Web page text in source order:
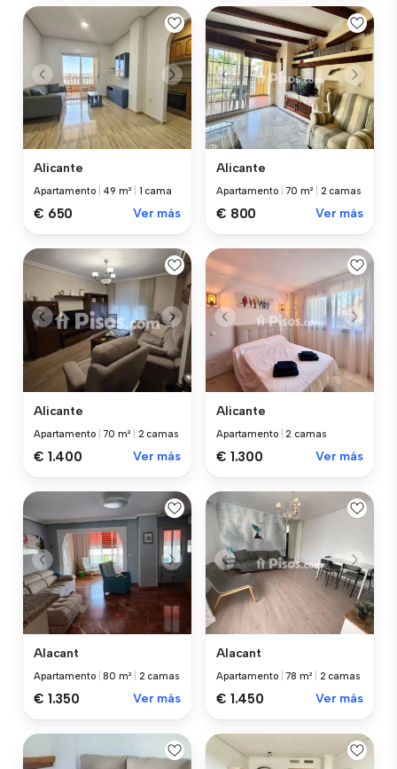
Alicante
Apartamento 49 m² 1 cama
€ 650 Ver más
Alicante
Apartamento |70 m² 2 camas
€ 800 Ver más
Alicante
Apartamento |70 m² 2 camas
€ 1.400 Ver más
Alicante
Apartamento |2 camas
€ 1.300 Ver más
Alacant
Apartamento |80 m² 2 camas
€ 1.350 Ver más
Alacant
Apartamento |78 m² 2 camas
€ 1.450 Ver más